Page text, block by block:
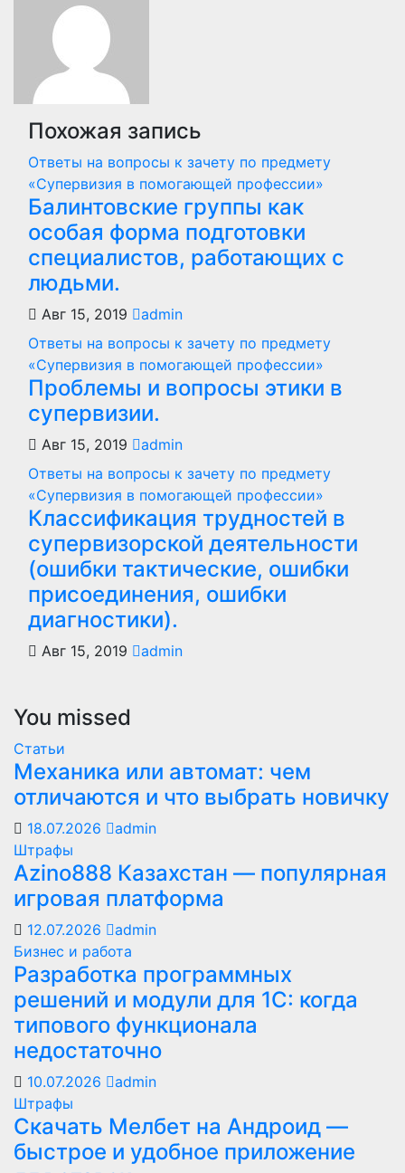
записям
Похожая запись
Ответы на вопросы к зачету по предмету
«Супервизия в помогающей профессии»
Балинтовские группы как
особая форма подготовки
специалистов, работающих с
людьми.
Авг 15, 2019
admin
Ответы на вопросы к зачету по предмету
«Супервизия в помогающей профессии»
Проблемы и вопросы этики в
супервизии.
Авг 15, 2019
admin
Ответы на вопросы к зачету по предмету
«Супервизия в помогающей профессии»
Классификация трудностей в
супервизорской деятельности
(ошибки тактические, ошибки
присоединения, ошибки
диагностики).
Авг 15, 2019 admin
You missed
Статьи
Механика или автомат: чем
отличаются и что выбрать новичку
18.07.2026
admin
Штрафы
Azino888 Казахстан — популярная
игровая платформа
12.07.2026
admin
Бизнес и работа
Разработка программных
решений и модули для 1С: когда
типового функционала
недостаточно
10.07.2026
admin
Штрафы
Скачать Мелбет на Андроид —
быстрое и удобное приложение